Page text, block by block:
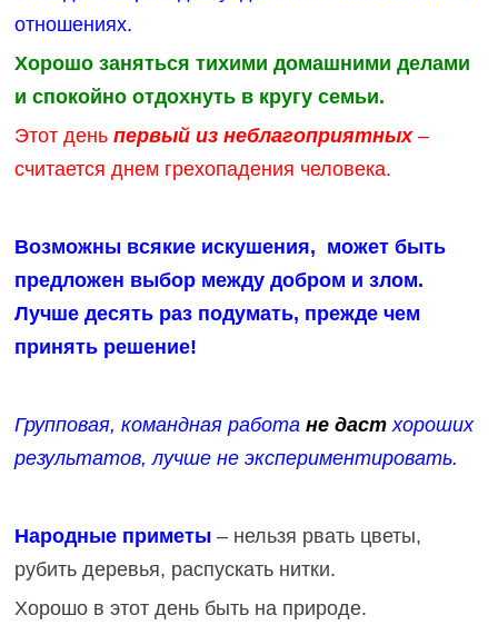
отношениях.
Хорошо заняться тихими домашними делами
и спокойно отдохнуть в кругу семьи.
Этот день первый из неблагоприятных–
считается днем грехопадения человека.
Возможны всякие искушения, может быть
предложен выбор между добром и злом.
Лучше десять раз подумать, прежде чем
принять решение!
Групповая, командная работа не дастхороших
результатов, лучше не экспериментировать.
Народные приметы– нельзя рвать цветы,
рубить деревья, распускать нитки.
Хорошо в этот день быть на природе.